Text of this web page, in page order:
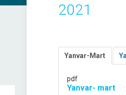
2021
Yanvar-Mart
pdf
Yanvar- mart